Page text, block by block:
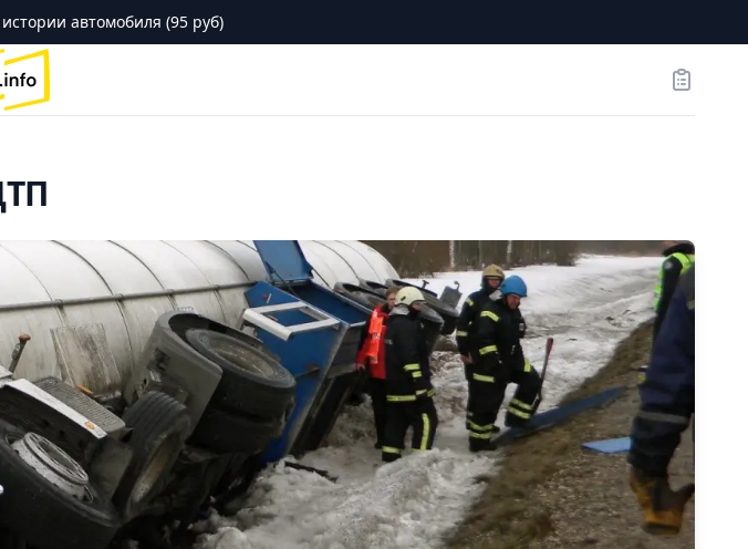
автомобиля (95 руб)
Заказы